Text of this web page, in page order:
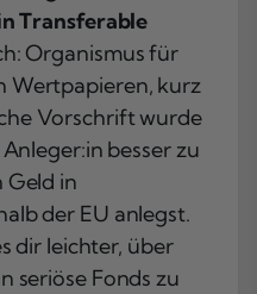
Transferable
Organismus für
Wertpapieren, kurz
Vorschrift wurde
besser zu
Geld in
der EU anlegst.
dir leichter, über
seriöse Fonds zu